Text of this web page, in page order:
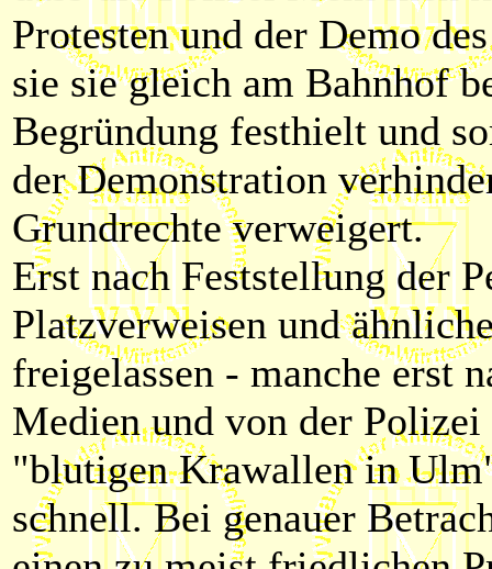
Protesten und der Demo
sie sie gleich am Bahnhof
Begründung festhielt und
der Demonstration
Grundrechte verweigert.
Erst nach Feststellung der
Platzverweisen und
freigelassen - manche erst
Medien und von der
"blutigen Krawallen in
schnell. Bei genauer